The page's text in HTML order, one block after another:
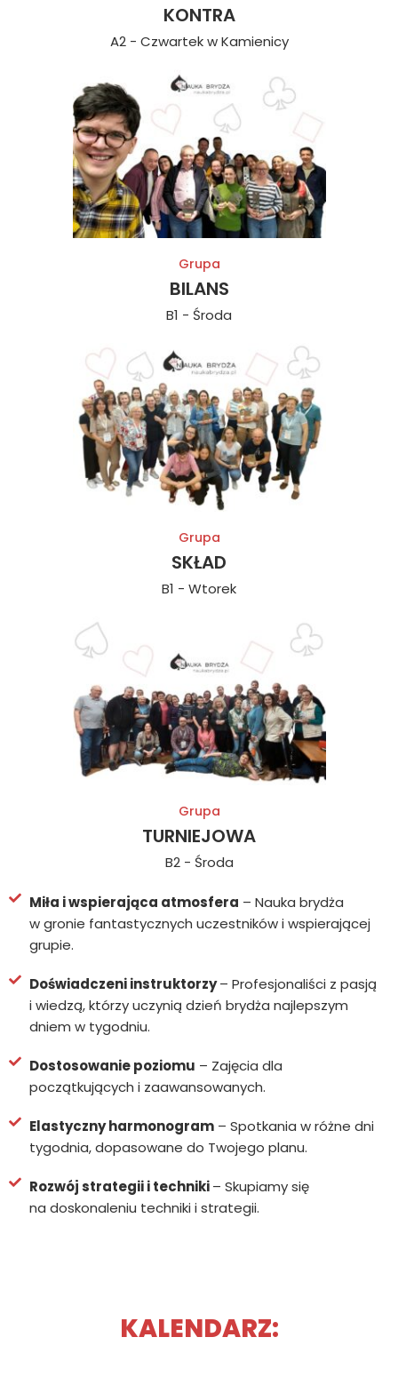
KONTRA
A2 - Czwartek w Kamienicy
Grupa
BILANS
B1 - Środa
Grupa
SKŁAD
B1 - Wtorek
Grupa
TURNIEJOWA
B2 - Środa
Miła i wspierająca atmosfera – Nauka brydża
w gronie fantastycznych uczestników i wspierającej
grupie.
Doświadczeni instruktorzy– Profesjonaliści z pasją
i wiedzą, którzy uczynią dzień brydża najlepszym
dniem w tygodniu.
Dostosowanie poziomu – Zajęcia dla
początkujących i zaawansowanych.
Elastyczny harmonogram– Spotkania w różne dni
tygodnia, dopasowane do Twojego planu.
Rozwój strategii i techniki– Skupiamy się
na doskonaleniu techniki i strategii.
KALENDARZ: